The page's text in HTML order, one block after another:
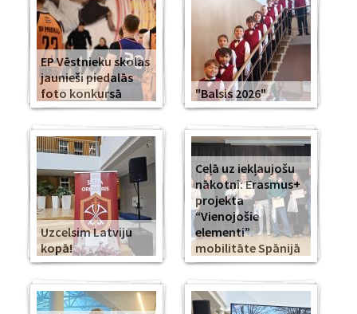
EP Vēstnieku skolas
jaunieši piedalās
foto konkursā
"Balsis 2026"
Uzcelsim Latviju
kopā!
Ceļā uz iekļaujošu
nākotni: Erasmus+
projekta
“Vienojošie
elementi”
mobilitāte Spānijā